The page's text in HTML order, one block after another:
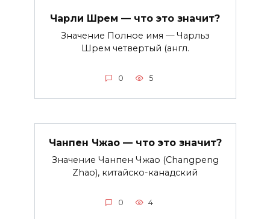
Чарли Шрем — что это значит?
Значение Полное имя — Чарльз
Шрем четвертый (англ.
0 5
Чанпен Чжао — что это значит?
Значение Чанпен Чжао (Changpeng
Zhao), китайско-канадский
0 4